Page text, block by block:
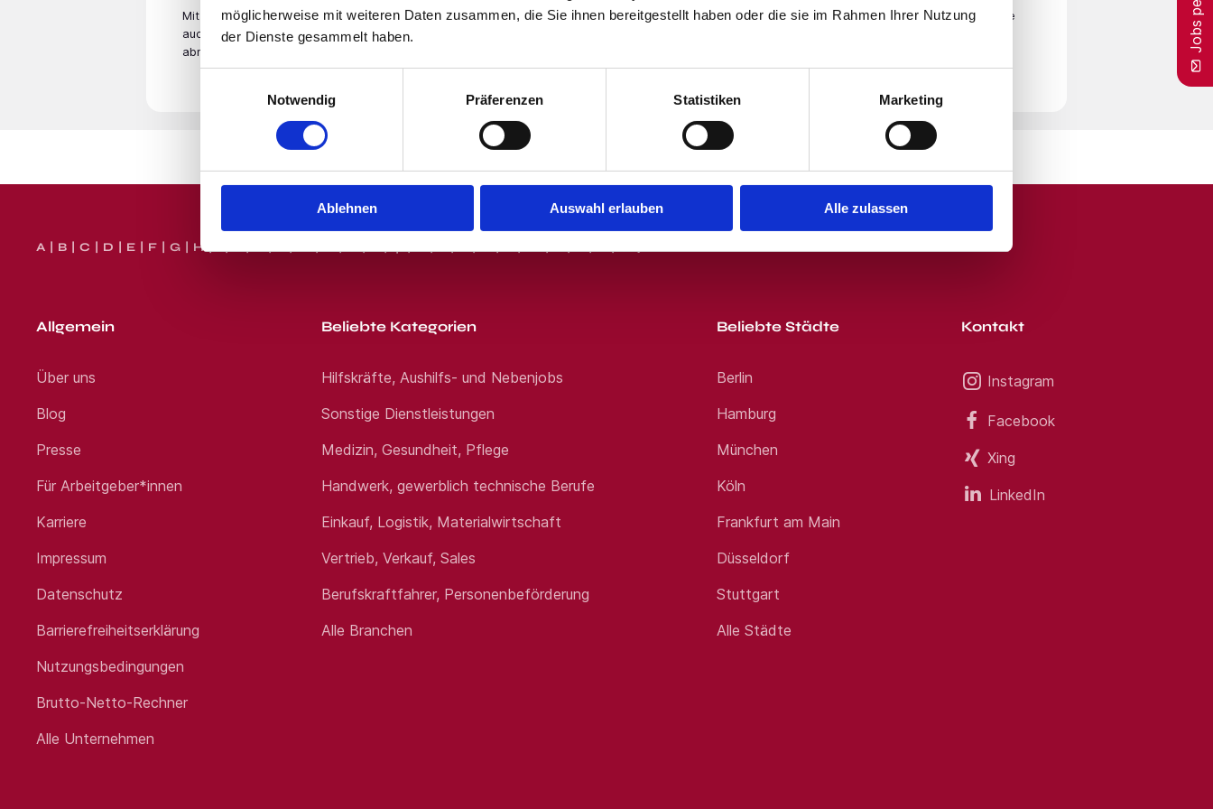
möglicherweise mit weiteren Daten zusammen, die Sie ihnen bereitgestellt haben oder die sie im Rahmen Ihrer Nutzung
der Dienste gesammelt haben.
Notwendig
Präferenzen Statistiken Marketing
Ablehnen Auswahl erlauben Alle zulassen
innerhalb eines Tages bei Ihnen. Wir freuen uns auf Ihre Bewerbung! Noch Fragen? Kontaktieren Sie uns
telefonisch oder per WhatsApp, SMS oder E-Mail. Wir sind für Sie da. Kontaktmöglichkeiten Nadine
Thomas Telefon: Jetzt bewerben WhatsApp: Jetzt bewerben E-Mail: Jetzt bewerben Smart-recruiting.de -
Das Jobportal für Augenoptiker und Augenoptikerinnen *Für jede qualifizierte Bewerbung von Ihnen,
Eisenach
Mit der Eingabe Deiner E-Mail­adresse und dem Klicken des "Jobangebote per E-Mail"-Buttons stimmst Du unseren Nutzungsbedingungen zu. Beachte
auch unsere Datenschutzerklärung. Du erhältst von uns passende Jobangebote per E-Mail. Du kannst Dich jeder Zeit von unserem E-Mail-Service
abmelden.
A B C D E F G H
Allgemein
Über uns
Blog
Presse
Für Arbeitgeber*innen
Karriere
Impressum
Datenschutz
Barrierefreiheitserklärung
Nutzungsbedingungen
Brutto-Netto-Rechner
Alle Unternehmen
Beliebte Kategorien
Hilfskräfte, Aushilfs- und Nebenjobs
Sonstige Dienstleistungen
Medizin, Gesundheit, Pflege
Handwerk, gewerblich technische Berufe
Einkauf, Logistik, Materialwirtschaft
Vertrieb, Verkauf, Sales
Berufskraftfahrer, Personenbeförderung
Alle Branchen
Beliebte Städte
Berlin
Hamburg
München
Köln
Frankfurt am Main
Düsseldorf
Stuttgart
Alle Städte
Kontakt
Instagram
Facebook
Xing
LinkedIn